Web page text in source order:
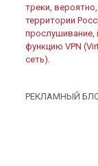
треки,
территории
прослушивание,
функцию VPN
сеть).
РЕКЛАМНЫЙ